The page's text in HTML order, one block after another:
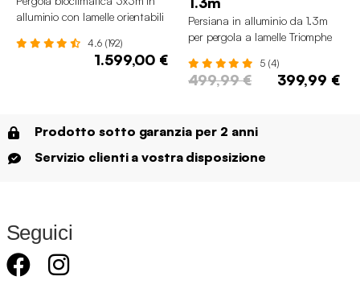
alluminio con lamelle orientabili
4.6 (192)
1.599,00 €
Persiana in alluminio da 1.3m
per pergola a lamelle Triomphe
5 (4)
499,99 € 399,99 €
Prodotto sotto garanzia per 2 anni
Servizio clienti a vostra disposizione
Seguici